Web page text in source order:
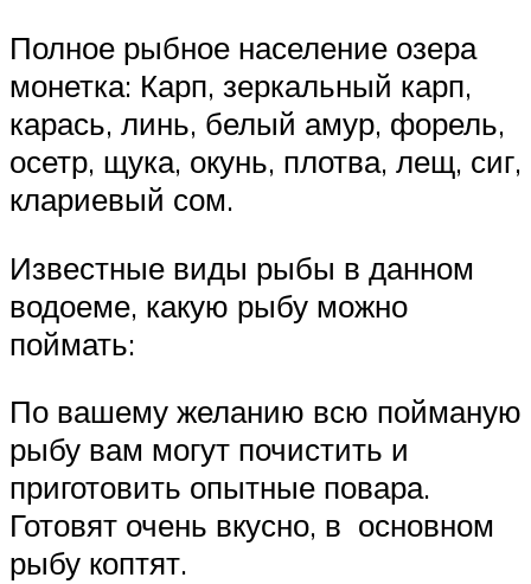
Полное рыбное население озера
монетка: Карп, зеркальный карп,
карась, линь, белый амур, форель,
осетр, щука, окунь, плотва, лещ, сиг,
клариевый сом.
Известные виды рыбы в данном
водоеме, какую рыбу можно
поймать:
По вашему желанию всю пойманую
рыбу вам могут почистить и
приготовить опытные повара.
Готовят очень вкусно, в основном
рыбу коптят.